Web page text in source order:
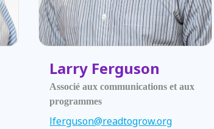
Larry Ferguson
Associé aux communications et aux
programmes
lferguson@readtogrow.org